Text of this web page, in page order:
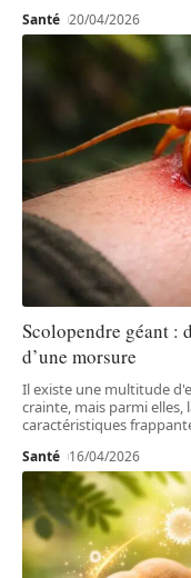
Santé 20/04/2026
Scolopendre géant :
d’une morsure
Il existe une multitude
crainte, mais parmi
caractéristiques
Santé 16/04/2026